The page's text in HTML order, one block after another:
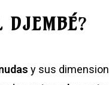
DJEMBÉ?
y sus